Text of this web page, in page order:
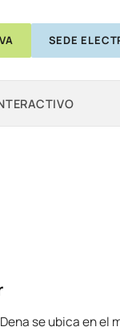
SEDE
se ubica en el